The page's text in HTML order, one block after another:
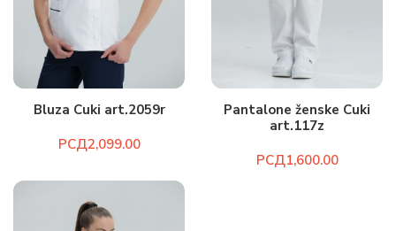
Bluza Cuki art.2059r
РСД
Pantalone ženske Cuki
art.117z
РСД